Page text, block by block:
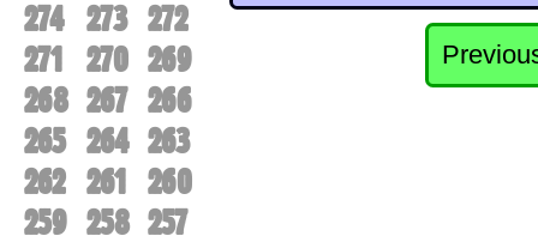
274 273 272
271 270 269
268 267 266
265 264 263
262 261 260
259 258 257